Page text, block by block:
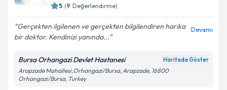
Kişisel verilerimin işlenmesine ilişkin
kapsamda işlenmesini kabul ediyorum.
5 (9 Değerlendirme)
Gerçekten ilgilenen ve gerçekten bilgilendiren harika
bir doktor. Kendinizi yanında...
Devamı
Bursa Orhangazi Devlet Hastanesi Haritada Göster
Arapzade Mahallesi,Orhangazi/Bursa, Arapzade, 16800
Orhangazi/Bursa, Turkey